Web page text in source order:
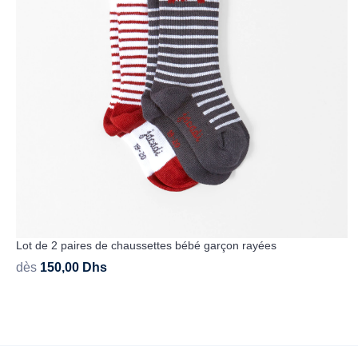
Lot de 2 paires de chaussettes bébé garçon rayées
dès 150,00 Dhs